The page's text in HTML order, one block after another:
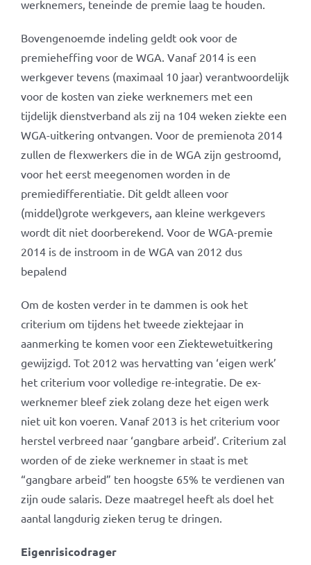
werknemers, teneinde de premie laag te houden.
Bovengenoemde indeling geldt ook voor de
premieheffing voor de WGA. Vanaf 2014 is een
werkgever tevens (maximaal 10 jaar) verantwoordelijk
voor de kosten van zieke werknemers met een
tijdelijk dienstverband als zij na 104 weken ziekte een
WGA-uitkering ontvangen. Voor de premienota 2014
zullen de flexwerkers die in de WGA zijn gestroomd,
voor het eerst meegenomen worden in de
premiedifferentiatie. Dit geldt alleen voor
(middel)grote werkgevers, aan kleine werkgevers
wordt dit niet doorberekend. Voor de WGA-premie
2014 is de instroom in de WGA van 2012 dus
bepalend
Om de kosten verder in te dammen is ook het
criterium om tijdens het tweede ziektejaar in
aanmerking te komen voor een Ziektewetuitkering
gewijzigd. Tot 2012 was hervatting van ‘eigen werk’
het criterium voor volledige re-integratie. De ex-
werknemer bleef ziek zolang deze het eigen werk
niet uit kon voeren. Vanaf 2013 is het criterium voor
herstel verbreed naar ‘gangbare arbeid’. Criterium zal
worden of de zieke werknemer in staat is met
“gangbare arbeid” ten hoogste 65% te verdienen van
zijn oude salaris. Deze maatregel heeft als doel het
aantal langdurig zieken terug te dringen.
Eigenrisicodrager